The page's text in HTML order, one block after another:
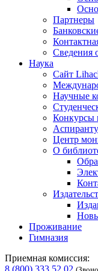
Партнеры
Сведения
Наука
Сайт
Научные
Конкурсы
Центр
О
Проживание
Гимназия
Приемная комиссия:
8 (800) 333 52 02